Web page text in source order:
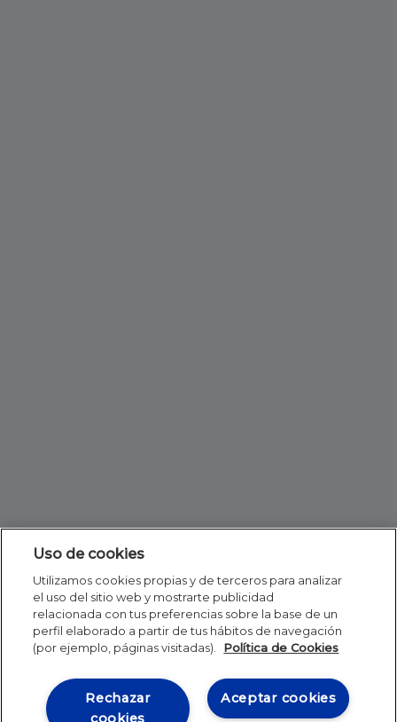
Uso de cookies
Utilizamos cookies propias y de terceros para analizar
el uso del sitio web y mostrarte publicidad
relacionada con tus preferencias sobre la base de un
perfil elaborado a partir de tus hábitos de navegación
(por ejemplo, páginas visitadas).
Política de Cookies
Aceptar cookies
Rechazar
cookies